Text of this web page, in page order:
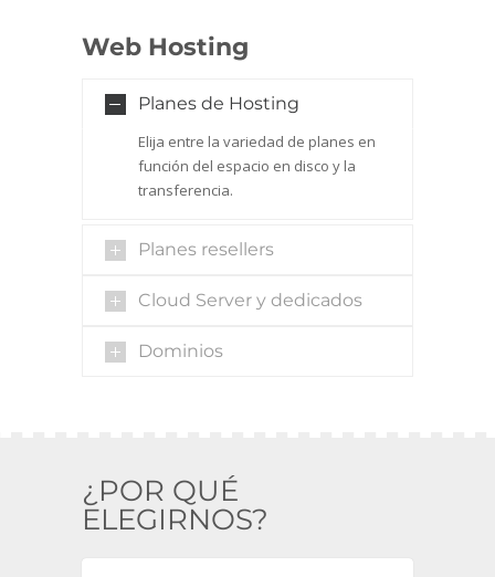
Web Hosting
Planes de Hosting
Elija entre la variedad de planes en
función del espacio en disco y la
transferencia.
Planes resellers
Cloud Server y dedicados
Dominios
¿POR QUÉ
ELEGIRNOS?